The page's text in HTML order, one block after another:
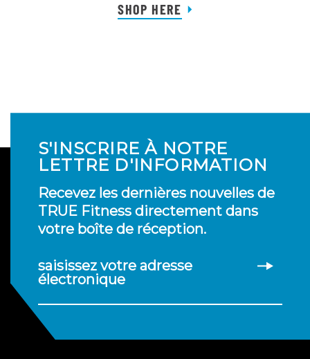
SHOP HERE
S'INSCRIRE À NOTRE
LETTRE D'INFORMATION
Recevez les dernières nouvelles de
TRUE Fitness directement dans
votre boîte de réception.
saisissez votre adresse
électronique